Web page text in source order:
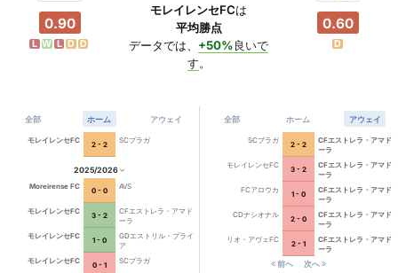
0.90
L W L D D
モレイレンセFCは
平均勝点
データでは、 +50%良いで
す。
0.60
D
全部 ホーム アウェイ
モレイレンセFC
2 - 2
SCブラガ
2025/2026
Moreirense FC
0 - 0
AVS
モレイレンセFC
3 - 2
CFエストレラ・アマド
ーラ
モレイレンセFC
1 - 0
GDエストリル・プライ
ア
モレイレンセFC
0 - 1
SCブラガ
全部 ホーム アウェイ
SCブラガ
2 - 2
CFエストレラ・アマド
ーラ
モレイレンセFC
3 - 2
CFエストレラ・アマド
ーラ
FCアロウカ
1 - 0
CFエストレラ・アマド
ーラ
CDナシオナル
2 - 0
CFエストレラ・アマド
ーラ
リオ・アヴェFC
2 - 1
CFエストレラ・アマド
ーラ
前へ 次へ